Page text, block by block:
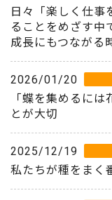
日々「楽しく仕事
ることをめざす中
成長にもつながる
2026/01/20
「蝶を集めるに
とが大切
2025/12/19
私たちが種をまく